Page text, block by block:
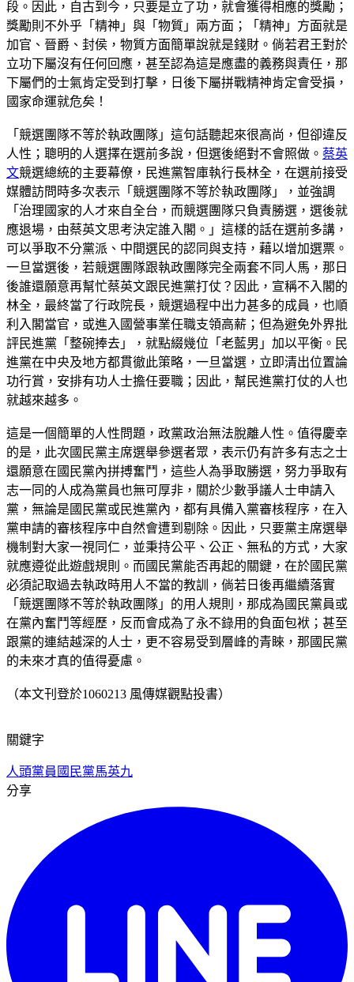
段。因此，自古到今，只要是立了功，就會獲得相應的獎勵；
獎勵則不外乎「精神」與「物質」兩方面；「精神」方面就是
加官、晉爵、封侯，物質方面簡單說就是錢財。倘若君王對於
立功下屬沒有任何回應，甚至認為這是應盡的義務與責任，那
下屬們的士氣肯定受到打擊，日後下屬拼戰精神肯定會受損，
國家命運就危矣！
「競選團隊不等於執政團隊」這句話聽起來很高尚，但卻違反
人性；聰明的人選擇在選前多說，但選後絕對不會照做。 蔡英
文競選總統的主要幕僚，民進黨智庫執行長林全，在選前接受
媒體訪問時多次表示「競選團隊不等於執政團隊」，並強調
「治理國家的人才來自全台，而競選團隊只負責勝選，選後就
應退場，由蔡英文思考決定誰入閣。」這樣的話在選前多講，
可以爭取不分黨派、中間選民的認同與支持，藉以增加選票。
一旦當選後，若競選團隊跟執政團隊完全兩套不同人馬，那日
後誰還願意再幫忙蔡英文跟民進黨打仗？因此，宣稱不入閣的
林全，最終當了行政院長，競選過程中出力甚多的成員，也順
利入閣當官，或進入國營事業任職支領高薪；但為避免外界批
評民進黨「整碗捧去」，就點綴幾位「老藍男」加以平衡。民
進黨在中央及地方都貫徹此策略，一旦當選，立即清出位置論
功行賞，安排有功人士擔任要職；因此，幫民進黨打仗的人也
就越來越多。
這是一個簡單的人性問題，政黨政治無法脫離人性。值得慶幸
的是，此次國民黨主席選舉參選者眾，表示仍有許多有志之士
還願意在國民黨內拼搏奮鬥，這些人為爭取勝選，努力爭取有
志一同的人成為黨員也無可厚非，關於少數爭議人士申請入
黨，無論是國民黨或民進黨內，都有具備入黨審核程序，在入
黨申請的審核程序中自然會遭到剔除。因此，只要黨主席選舉
機制對大家一視同仁，並秉持公平、公正、無私的方式，大家
就應遵從此遊戲規則。而國民黨能否再起的關鍵，在於國民黨
必須記取過去執政時用人不當的教訓，倘若日後再繼續落實
「競選團隊不等於執政團隊」的用人規則，那成為國民黨員或
在黨內奮鬥等經歷，反而會成為了永不錄用的負面包袱；甚至
跟黨的連結越深的人士，更不容易受到層峰的青睞，那國民黨
的未來才真的值得憂慮。
（本文刊登於1060213 風傳媒觀點投書）
關鍵字
人頭黨員 國民黨馬英九
分享